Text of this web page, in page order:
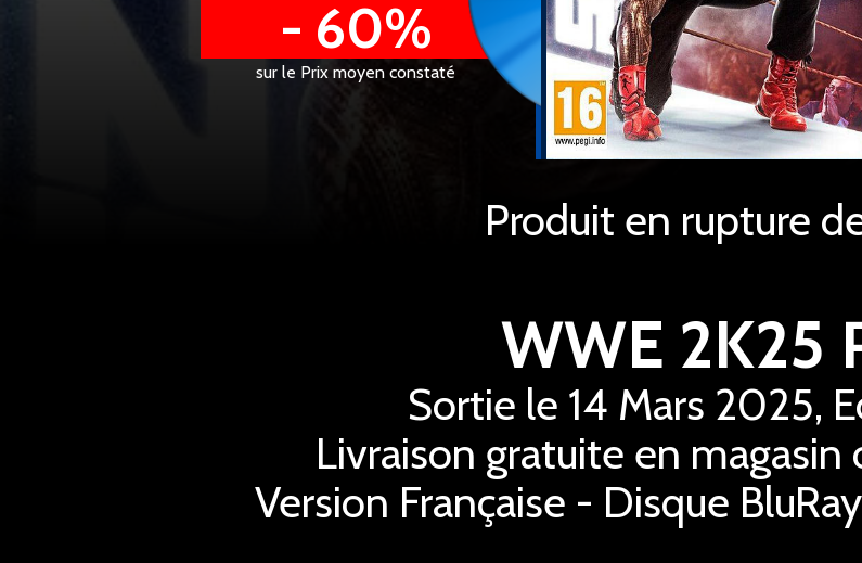
- 60%
sur le Prix moyen constaté
Produit en rupture
WWE 2K25
Sortie le 14 Mars 2025,
Livraison gratuite en
Version Française - Disque